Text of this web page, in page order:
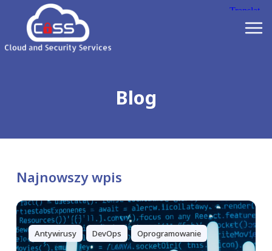
Blog
Najnowszy wpis
Antywirusy DevOps Oprogramowanie